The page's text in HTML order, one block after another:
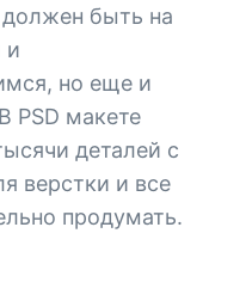
быть на
и
но еще и
PSD макете
деталей с
верстки и все
продумать.